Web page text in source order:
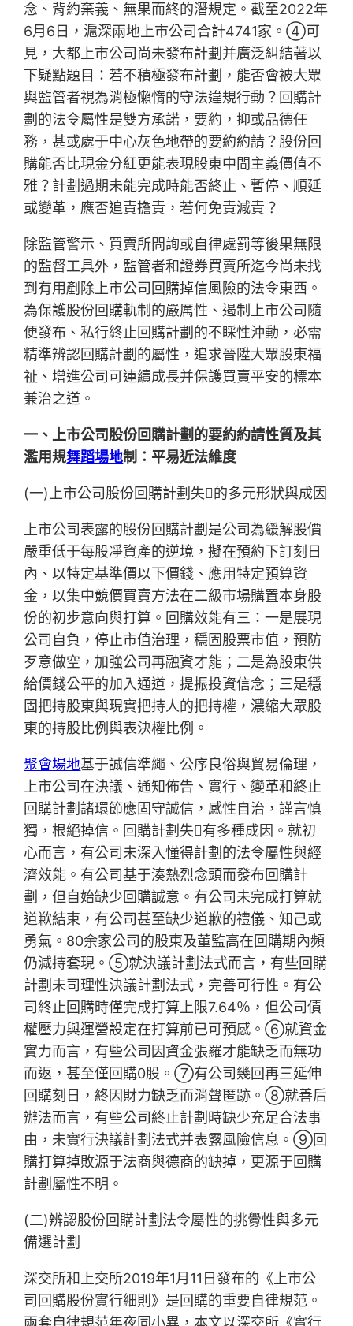
念、背約棄義、無果而終的潛規定。截至2022年
6月6日，滬深兩地上市公司合計4741家。④可
見，大都上市公司尚未發布計劃并廣泛糾結著以
下疑點題目：若不積極發布計劃，能否會被大眾
與監管者視為消極懶惰的守法違規行動？回購計
劃的法令屬性是雙方承諾，要約，抑或品德任
務，甚或處于中心灰色地帶的要約約請？股份回
購能否比現金分紅更能表現股東中間主義價值不
雅？計劃過期未能完成時能否終止、暫停、順延
或變革，應否追責擔責，若何免責減責？
除監管警示、買賣所問詢或自律處罰等後果無限
的監督工具外，監管者和證券買賣所迄今尚未找
到有用剷除上市公司回購掉信風險的法令東西。
為保護股份回購軌制的嚴厲性、遏制上市公司隨
便發布、私行終止回購計劃的不睬性沖動，必需
精準辨認回購計劃的屬性，追求晉陞大眾股東福
祉、增進公司可連續成長并保護買賣平安的標本
兼治之道。
一、上市公司股份回購計劃的要約約請性質及其
濫用規舞蹈場地制：平易近法維度
(一)上市公司股份回購計劃失的多元形狀與成因
上市公司表露的股份回購計劃是公司為緩解股價
嚴重低于每股凈資產的逆境，擬在預約下訂刻日
內、以特定基準價以下價錢、應用特定預算資
金，以集中競價買賣方法在二級市場購置本身股
份的初步意向與打算。回購效能有三：一是展現
公司自負，停止市值治理，穩固股票市值，預防
歹意做空，加強公司再融資才能；二是為股東供
給價錢公平的加入通道，提振投資信念；三是穩
固把持股東與現實把持人的把持權，濃縮大眾股
東的持股比例與表決權比例。
聚會場地基于誠信準繩、公序良俗與貿易倫理，
上市公司在決議、通知佈告、實行、變革和終止
回購計劃諸環節應固守誠信，感性自治，謹言慎
獨，根絕掉信。回購計劃失有多種成因。就初
心而言，有公司未深入懂得計劃的法令屬性與經
濟效能。有公司基于湊熱烈念頭而發布回購計
劃，但自始缺少回購誠意。有公司未完成打算就
道歉結束，有公司甚至缺少道歉的禮儀、知己或
勇氣。80余家公司的股東及董監高在回購期內頻
仍減持套現。⑤就決議計劃法式而言，有些回購
計劃未司理性決議計劃法式，完善可行性。有公
司終止回購時僅完成打算上限7.64％，但公司債
權壓力與運營設定在打算前已可預感。⑥就資金
實力而言，有些公司因資金張羅才能缺乏而無功
而返，甚至僅回購0股。⑦有公司幾回再三延伸
回購刻日，終因財力缺乏而消聲匿跡。⑧就善后
辦法而言，有些公司終止計劃時缺少充足合法事
由，未實行決議計劃法式并表露風險信息。⑨回
購打算掉敗源于法商與德商的缺掉，更源于回購
計劃屬性不明。
(二)辨認股份回購計劃法令屬性的挑釁性與多元
備選計劃
深交所和上交所2019年1月11日發布的《上市公
司回購股份實行細則》是回購的重要自律規范。